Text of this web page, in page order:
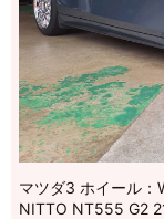
マツダ3 ホイール：
NITTO NT555 G2